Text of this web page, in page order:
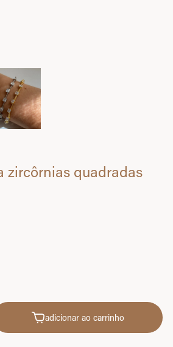
zircôrnias quadradas
adicionar ao carrinho